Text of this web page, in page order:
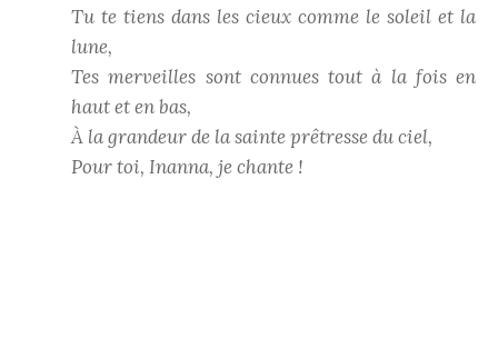
Tu te tiens dans les cieux comme le soleil et la
lune,
Tes merveilles sont connues tout à la fois en
haut et en bas,
À la grandeur de la sainte prêtresse du ciel,
Pour toi, Inanna, je chante !